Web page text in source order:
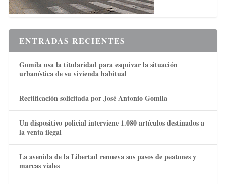
ENTRADAS RECIENTES
Gomila usa la titularidad para esquivar la situación
urbanística de su vivienda habitual
Rectificación solicitada por José Antonio Gomila
Un dispositivo policial interviene 1.080 artículos destinados a
la venta ilegal
La avenida de la Libertad renueva sus pasos de peatones y
marcas viales